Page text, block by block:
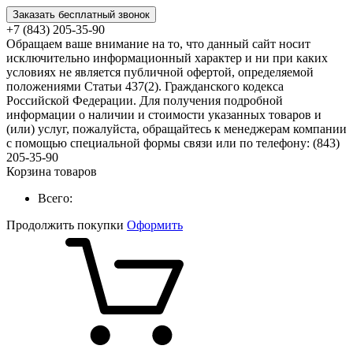
Заказать бесплатный звонок
+7 (843) 205-35-90
Обращаем ваше внимание на то, что данный сайт носит
исключительно информационный характер и ни при каких
условиях не является публичной офертой, определяемой
положениями Статьи 437(2). Гражданского кодекса
Российской Федерации. Для получения подробной
информации о наличии и стоимости указанных товаров и
(или) услуг, пожалуйста, обращайтесь к менеджерам компании
с помощью специальной формы связи или по телефону: (843)
205-35-90
Корзина товаров
Всего:
Продолжить покупки Оформить